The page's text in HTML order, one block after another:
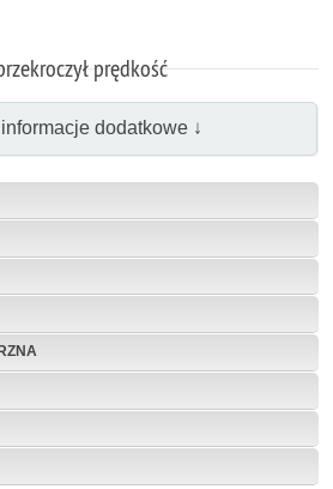
prędkość
dodatkowe ↓